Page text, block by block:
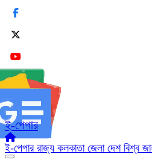
ই-পেপার
ই-পেপার রাজ্য কলকাতা জেলা দেশ বিশ্ব